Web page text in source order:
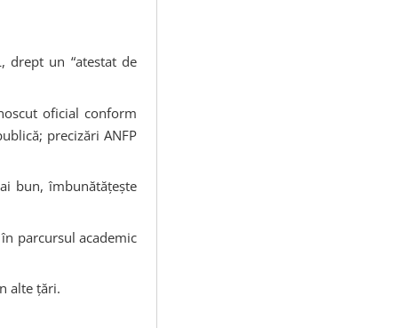
drept un “atestat de
oficial conform
precizări ANFP
bun, îmbunătăţește
parcursul academic
alte ţări.